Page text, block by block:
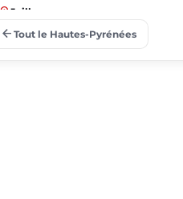
place Juillan
arrow_back Tout le Hautes-Pyrénées